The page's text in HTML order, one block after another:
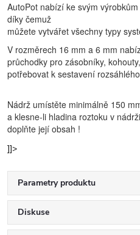
AutoPot nabízí ke svým
díky čemuž
můžete vytvářet všechny typy
V rozměrech 16 mm a 6 mm
průchodky pro zásobníky,
potřebovat k sestavení
Nádrž umístěte minimálně 150
a klesne-li hladina roztoku v
doplňte její obsah !
]]>
Parametry produktu
Diskuse